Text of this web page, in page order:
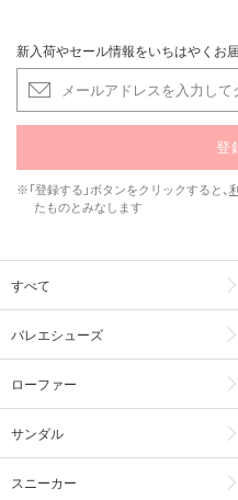
新入荷やセール情報をいちはやくお
登
※「登録する」ボタンをクリックすると、
たものとみなします
すべて
バレエシューズ
ローファー
サンダル
スニーカー